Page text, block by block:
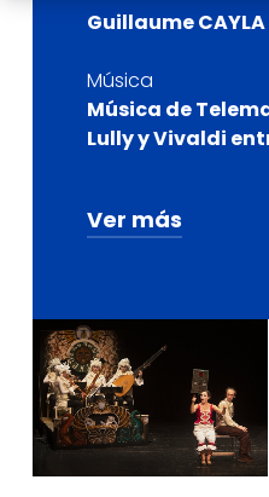
Guillaume CAYLA
Música
Música de
Lully y Vivaldi
Ver más
Músicos
Nora Hansen
Ángela Moro
Katy Elkin
Jon